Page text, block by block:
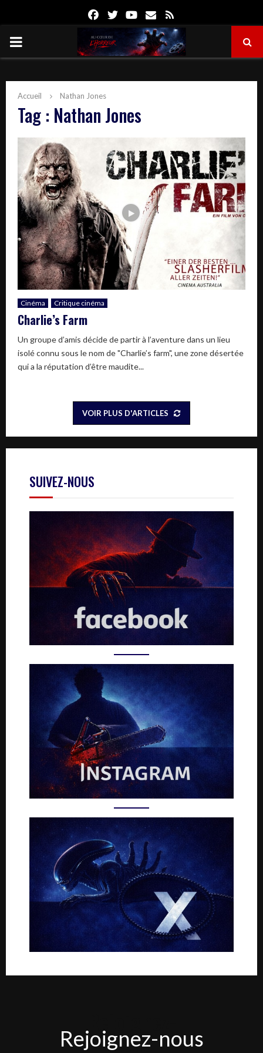
FacebookTwitterYoutube
Email
PRIMARY
Accueil Nathan Jones
Tag : Nathan Jones
Cinéma Critique cinéma
Charlie’s Farm
Un groupe d’amis décide de partir à l’aventure dans un lieu
isolé connu sous le nom de "Charlie’s farm", une zone désertée
qui a la réputation d’être maudite...
VOIR PLUS D'ARTICLES
SUIVEZ-NOUS
nous
Rejoignez-nous